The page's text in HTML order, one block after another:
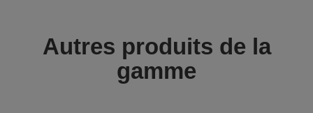
Autres produits de la
gamme